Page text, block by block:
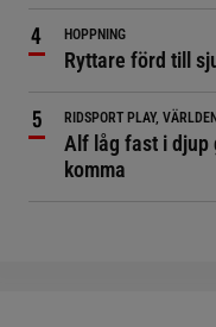
HOPPNING
Ryttare förd till
RIDSPORT PLAY, VÄRLDEN
Alf låg fast i djup
komma